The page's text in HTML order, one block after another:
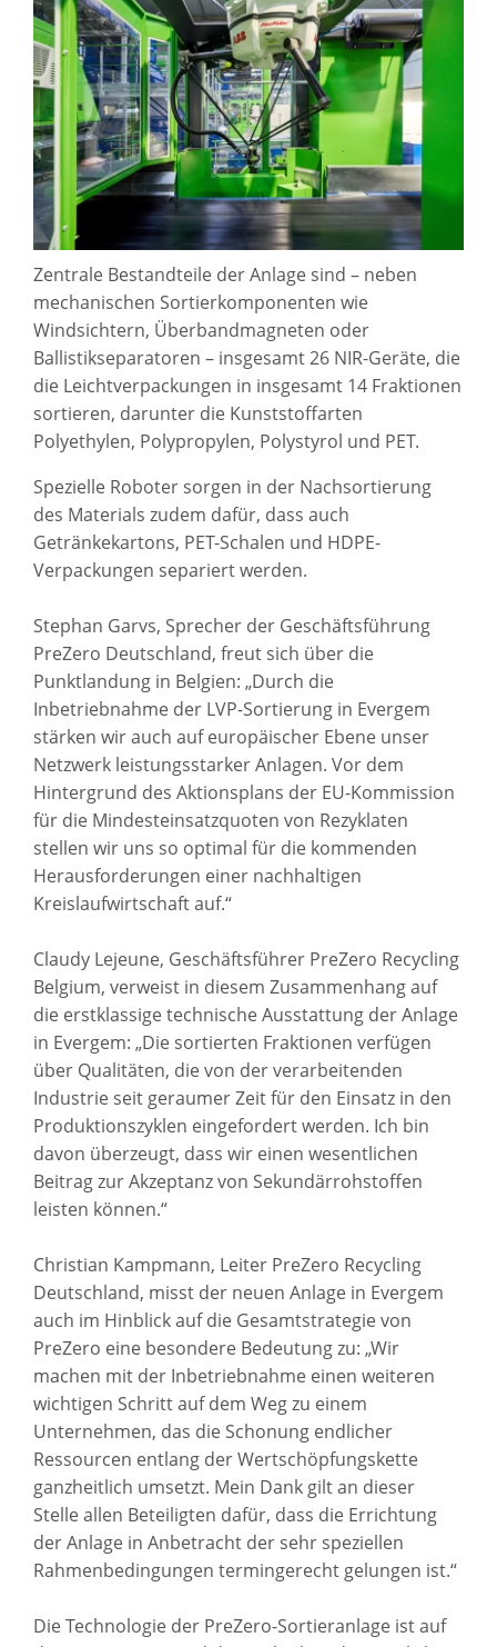
Zentrale Bestandteile der Anlage sind – neben
mechanischen Sortierkomponenten wie
Windsichtern, Überbandmagneten oder
Ballistikseparatoren – insgesamt 26 NIR-Geräte, die
die Leichtverpackungen in insgesamt 14 Fraktionen
sortieren, darunter die Kunststoffarten
Polyethylen, Polypropylen, Polystyrol und PET.
Spezielle Roboter sorgen in der Nachsortierung
des Materials zudem dafür, dass auch
Getränkekartons, PET-Schalen und HDPE-
Verpackungen separiert werden.
Stephan Garvs, Sprecher der Geschäftsführung
PreZero Deutschland, freut sich über die
Punktlandung in Belgien: „Durch die
Inbetriebnahme der LVP-Sortierung in Evergem
stärken wir auch auf europäischer Ebene unser
Netzwerk leistungsstarker Anlagen. Vor dem
Hintergrund des Aktionsplans der EU-Kommission
für die Mindesteinsatzquoten von Rezyklaten
stellen wir uns so optimal für die kommenden
Herausforderungen einer nachhaltigen
Kreislaufwirtschaft auf.“
Claudy Lejeune, Geschäftsführer PreZero Recycling
Belgium, verweist in diesem Zusammenhang auf
die erstklassige technische Ausstattung der Anlage
in Evergem: „Die sortierten Fraktionen verfügen
über Qualitäten, die von der verarbeitenden
Industrie seit geraumer Zeit für den Einsatz in den
Produktionszyklen eingefordert werden. Ich bin
davon überzeugt, dass wir einen wesentlichen
Beitrag zur Akzeptanz von Sekundärrohstoffen
leisten können.“
Christian Kampmann, Leiter PreZero Recycling
Deutschland, misst der neuen Anlage in Evergem
auch im Hinblick auf die Gesamtstrategie von
PreZero eine besondere Bedeutung zu: „Wir
machen mit der Inbetriebnahme einen weiteren
wichtigen Schritt auf dem Weg zu einem
Unternehmen, das die Schonung endlicher
Ressourcen entlang der Wertschöpfungskette
ganzheitlich umsetzt. Mein Dank gilt an dieser
Stelle allen Beteiligten dafür, dass die Errichtung
der Anlage in Anbetracht der sehr speziellen
Rahmenbedingungen termingerecht gelungen ist.“
Die Technologie der PreZero-Sortieranlage ist auf